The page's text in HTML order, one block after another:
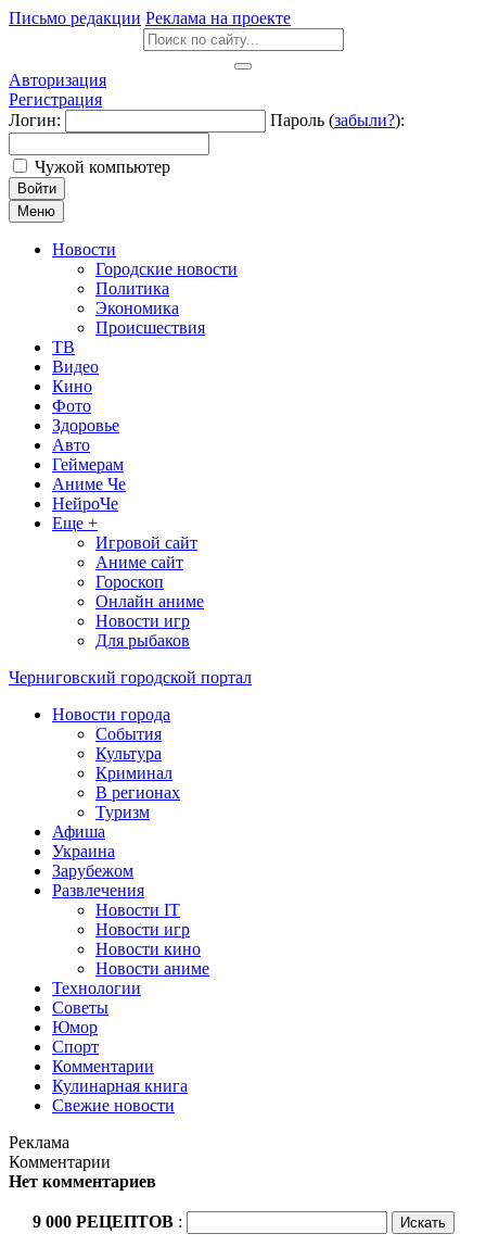
Письмо редакции Реклама на проекте
Авторизация
Регистрация
Логин:
Пароль (забыли?):
Чужой компьютер
Войти
Меню
Новости
Городские новости
Политика
Экономика
Происшествия
ТВ
Видео
Кино
Фото
Здоровье
Авто
Геймерам
Аниме Че
НейроЧе
Еще +
Игровой сайт
Аниме сайт
Гороскоп
Онлайн аниме
Новости игр
Для рыбаков
Черниговский городской портал
Новости города
События
Культура
Криминал
В регионах
Туризм
Афиша
Украина
Зарубежом
Развлечения
Новости IT
Новости игр
Новости кино
Новости аниме
Технологии
Советы
Юмор
Спорт
Комментарии
Кулинарная книга
Свежие новости
Реклама
Комментарии
Нет комментариев
9 000 РЕЦЕПТОВ :